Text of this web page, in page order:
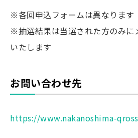
※各回申込フォームは異なります
※抽選結果は当選された方のみに
いたします
お問い合わせ先
https://www.nakanoshima-